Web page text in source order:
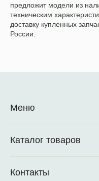
предложит модели из
техническим
доставку купленных
России.
Меню
Каталог товаров
Контакты